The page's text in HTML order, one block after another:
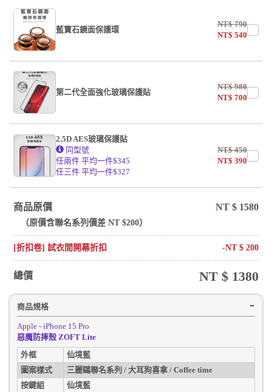
藍寶石鏡面保護環
NT$790
NT$540
第二代全面強化玻璃保護貼
NT$980
NT$700
2.5D AES玻璃保護貼
同型號
任兩件 平均一件$345
任三件 平均一件$327
NT$450
NT$390
商品原價 NT $ 1580
（原價含聯名系列 價差 NT $200）
[折扣卷] 試衣間開幕折扣 -NT $200
總價 NT $ 1380
商品規格
Apple - iPhone 15 Pro
惡魔防摔殼 ZOFT Lite
外框
仙境藍
圖案樣式
三麗鷗聯名系列 / 大耳狗喜拿 / Coffee time
按鍵組
仙境藍